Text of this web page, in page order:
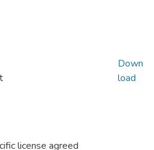
license agreed
Down
load